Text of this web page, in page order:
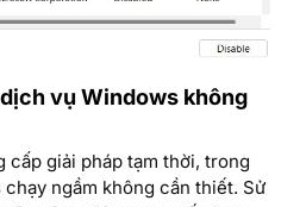
vụ Windows không
cấp giải pháp tạm thời, trong
ngầm không cần thiết. Sử